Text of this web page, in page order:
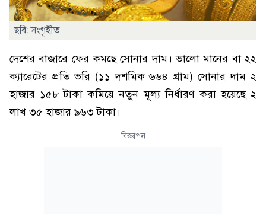
ছবি: সংগৃহীত
দেশের বাজারে ফের কমছে সোনার দাম। ভালো মানের বা ২২
ক্যারেটের প্রতি ভরি (১১ দশমিক ৬৬৪ গ্রাম) সোনার দাম ২
হাজার ১৫৮ টাকা কমিয়ে নতুন মূল্য নির্ধারণ করা হয়েছে ২
লাখ ৩৫ হাজার ৯৬৩ টাকা।
বিজ্ঞাপন